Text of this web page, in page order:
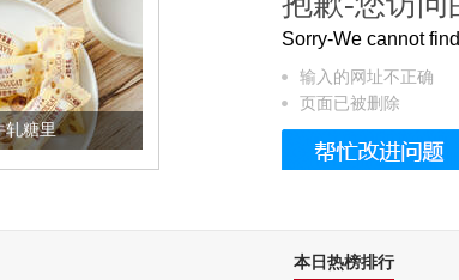
里 被列入佛家七宝的它到底有多美？
Sorry-We cannot
输入的网址不正确
页面已被删除
本日热榜排行